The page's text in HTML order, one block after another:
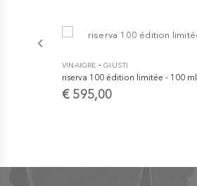
VINAIGRE -GIUSTI
riserva 100 édition limitée - 100 ml
€ 595,00